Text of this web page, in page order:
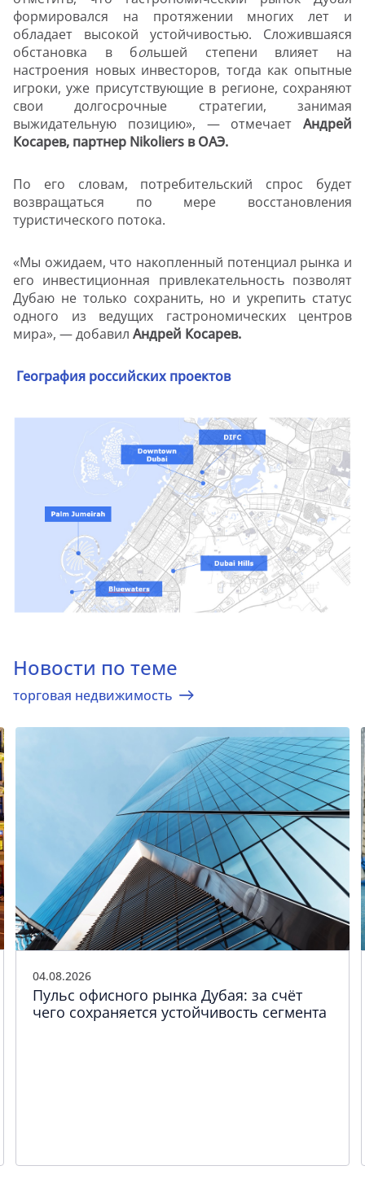
формировался на протяжении многих лет и
обладает высокой устойчивостью. Сложившаяся
обстановка в большей степени влияет на
настроения новых инвесторов, тогда как опытные
игроки, уже присутствующие в регионе, сохраняют
свои долгосрочные стратегии, занимая
выжидательную позицию», — отмечает Андрей
Косарев, партнер Nikoliers в ОАЭ.
По его словам, потребительский спрос будет
возвращаться по мере восстановления
туристического потока.
«Мы ожидаем, что накопленный потенциал рынка и
его инвестиционная привлекательность позволят
Дубаю не только сохранить, но и укрепить статус
одного из ведущих гастрономических центров
мира», — добавил Андрей Косарев.
География российских проектов
Новости по теме
торговая недвижимость
04.08.2026
Пульс офисного рынка Дубая: за счёт
чего сохраняется устойчивость сегмента